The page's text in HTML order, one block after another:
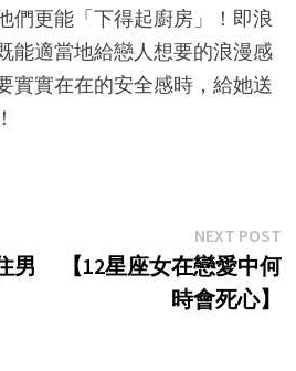
們更能「下得起廚房」！即浪
能適當地給戀人想要的浪漫感
實實在在的安全感時，給她送
男
NEXT POST
【12星座女在戀愛中何
時會死心】